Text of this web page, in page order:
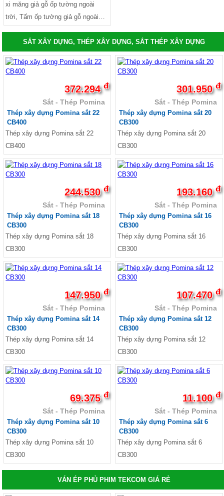
xi măng đẹp, Mẫu hàng rào làm be
tông, Lam xi măng giả gỗ, Thi công
giả gỗ, tấm xi măng giả gỗ
smartwood SCG, Tấm xi măng giả
gỗ ốp cầu thang
xi măng giả gỗ ốp tường ngoài
trời, Tấm ốp tường giả gỗ ngoài
Tấm ốp 3d ngoài trời, Tấm ốp
tường 3D xi măng, Tấm ốp tường
giả be tông, Tấm ốp tường xi
2X, Tấm xi măng giả gỗ
Conwood, Lam gỗ Conwood, Thi
công gỗ Conwood, Tấm giả gỗ ốp
tường, tấm ốp tường vân gỗ
SẮT XÂY DỰNG, THÉP XÂY DỰNG, SẮT THÉP XÂY DỰNG
372.294đ
Sắt - Thép Pomina
Thép xây dựng Pomina sắt 22
CB400
Thép xây dựng Pomina sắt 22
CB400
301.950đ
Sắt - Thép Pomina
Thép xây dựng Pomina sắt 20
CB300
Thép xây dựng Pomina sắt 20
CB300
244.530đ
Sắt - Thép Pomina
Thép xây dựng Pomina sắt 18
CB300
Thép xây dựng Pomina sắt 18
CB300
193.160đ
Sắt - Thép Pomina
Thép xây dựng Pomina sắt 16
CB300
Thép xây dựng Pomina sắt 16
CB300
147.950đ
Sắt - Thép Pomina
Thép xây dựng Pomina sắt 14
CB300
Thép xây dựng Pomina sắt 14
CB300
107.470đ
Sắt - Thép Pomina
Thép xây dựng Pomina sắt 12
CB300
Thép xây dựng Pomina sắt 12
CB300
69.375đ
Sắt - Thép Pomina
Thép xây dựng Pomina sắt 10
CB300
Thép xây dựng Pomina sắt 10
CB300
11.100đ
Sắt - Thép Pomina
Thép xây dựng Pomina sắt 6
CB300
Thép xây dựng Pomina sắt 6
CB300
VÁN ÉP PHỦ PHIM TEKCOM GIÁ RẺ